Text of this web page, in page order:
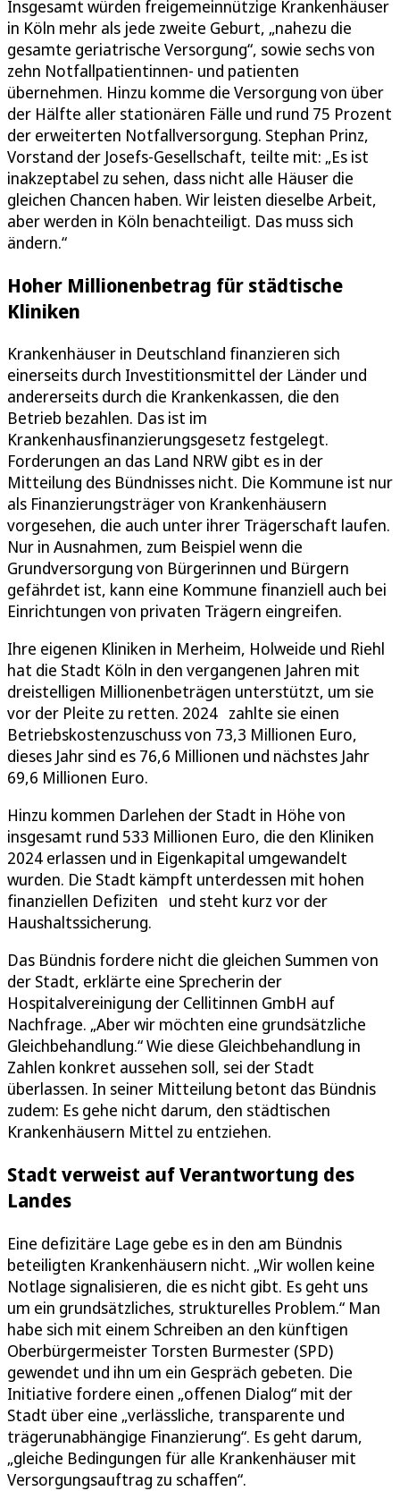
Insgesamt würden freigemeinnützige Krankenhäuser
in Köln mehr als jede zweite Geburt, „nahezu die
gesamte geriatrische Versorgung“, sowie sechs von
zehn Notfallpatientinnen- und patienten
übernehmen. Hinzu komme die Versorgung von über
der Hälfte aller stationären Fälle und rund 75 Prozent
der erweiterten Notfallversorgung. Stephan Prinz,
Vorstand der Josefs-Gesellschaft, teilte mit: „Es ist
inakzeptabel zu sehen, dass nicht alle Häuser die
gleichen Chancen haben. Wir leisten dieselbe Arbeit,
aber werden in Köln benachteiligt. Das muss sich
ändern.“
Hoher Millionenbetrag für städtische
Kliniken
Krankenhäuser in Deutschland finanzieren sich
einerseits durch Investitionsmittel der Länder und
andererseits durch die Krankenkassen, die den
Betrieb bezahlen. Das ist im
Krankenhausfinanzierungsgesetz festgelegt.
Forderungen an das Land NRW gibt es in der
Mitteilung des Bündnisses nicht. Die Kommune ist nur
als Finanzierungsträger von Krankenhäusern
vorgesehen, die auch unter ihrer Trägerschaft laufen.
Nur in Ausnahmen, zum Beispiel wenn die
Grundversorgung von Bürgerinnen und Bürgern
gefährdet ist, kann eine Kommune finanziell auch bei
Einrichtungen von privaten Trägern eingreifen.
Ihre eigenen Kliniken in Merheim, Holweide und Riehl
hat die Stadt Köln in den vergangenen Jahren mit
dreistelligen Millionenbeträgen unterstützt, um sie
vor der Pleite zu retten. 2024 zahlte sie einen
Betriebskostenzuschuss von 73,3 Millionen Euro,
dieses Jahr sind es 76,6 Millionen und nächstes Jahr
69,6 Millionen Euro.
Hinzu kommen Darlehen der Stadt in Höhe von
insgesamt rund 533 Millionen Euro, die den Kliniken
2024 erlassen und in Eigenkapital umgewandelt
wurden. Die Stadt kämpft unterdessen mit hohen
finanziellen Defiziten und steht kurz vor der
Haushaltssicherung.
Das Bündnis fordere nicht die gleichen Summen von
der Stadt, erklärte eine Sprecherin der
Hospitalvereinigung der Cellitinnen GmbH auf
Nachfrage. „Aber wir möchten eine grundsätzliche
Gleichbehandlung.“ Wie diese Gleichbehandlung in
Zahlen konkret aussehen soll, sei der Stadt
überlassen. In seiner Mitteilung betont das Bündnis
zudem: Es gehe nicht darum, den städtischen
Krankenhäusern Mittel zu entziehen.
Stadt verweist auf Verantwortung des
Landes
Eine defizitäre Lage gebe es in den am Bündnis
beteiligten Krankenhäusern nicht. „Wir wollen keine
Notlage signalisieren, die es nicht gibt. Es geht uns
um ein grundsätzliches, strukturelles Problem.“ Man
habe sich mit einem Schreiben an den künftigen
Oberbürgermeister Torsten Burmester (SPD)
gewendet und ihn um ein Gespräch gebeten. Die
Initiative fordere einen „offenen Dialog“ mit der
Stadt über eine „verlässliche, transparente und
trägerunabhängige Finanzierung“. Es geht darum,
„gleiche Bedingungen für alle Krankenhäuser mit
Versorgungsauftrag zu schaffen“.